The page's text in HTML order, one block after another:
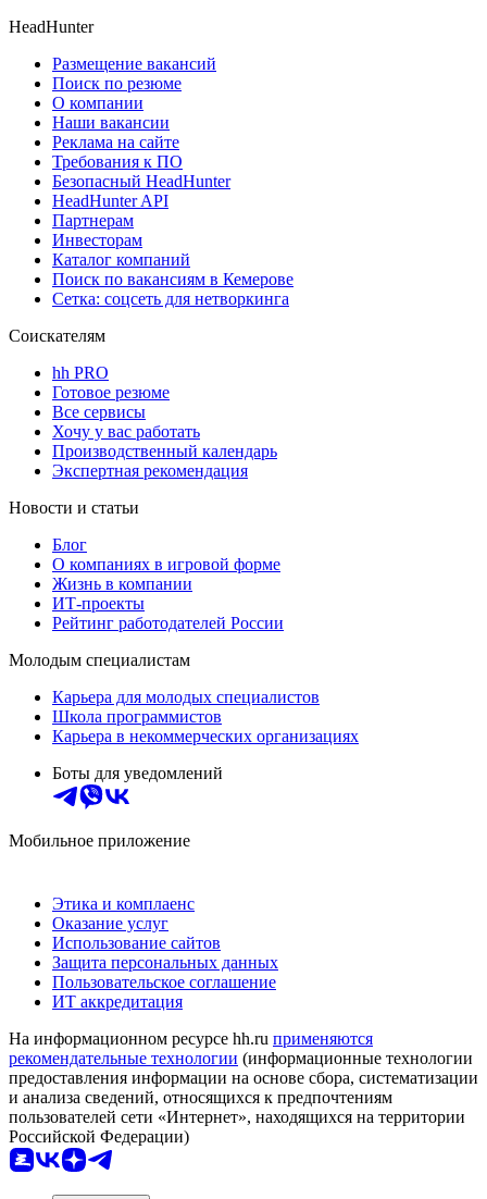
HeadHunter
Размещение вакансий
Поиск по резюме
О компании
Наши вакансии
Реклама на сайте
Требования к ПО
Безопасный HeadHunter
HeadHunter API
Партнерам
Инвесторам
Каталог компаний
Поиск по вакансиям в Кемерове
Сетка: соцсеть для нетворкинга
Соискателям
hh PRO
Готовое резюме
Все сервисы
Хочу у вас работать
Производственный календарь
Экспертная рекомендация
Новости и статьи
Блог
О компаниях в игровой форме
Жизнь в компании
ИТ-проекты
Рейтинг работодателей России
Молодым специалистам
Карьера для молодых специалистов
Школа программистов
Карьера в некоммерческих организациях
Боты для уведомлений
Мобильное приложение
Этика и комплаенс
Оказание услуг
Использование сайтов
Защита персональных данных
Пользовательское соглашение
ИТ аккредитация
На информационном ресурсе hh.ru применяются
рекомендательные технологии (информационные технологии
предоставления информации на основе сбора, систематизации
и анализа сведений, относящихся к предпочтениям
пользователей сети «Интернет», находящихся на территории
Российской Федерации)